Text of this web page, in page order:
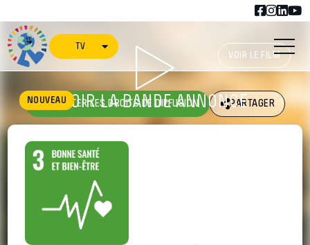
TV
NOUVEAUVOIR LA BANDE ANNONCE
VOIR LE FILM
ACHETER LES DROITS DE DIFFUSION PARTAGER